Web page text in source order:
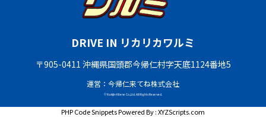
DRIVE IN リカリカワルミ
〒905-0411 沖縄県国頭郡今帰仁村字天底1124番地5
運営：今帰仁来てね株式会社
© Nakijin Kitene Co.,Ltd. All Rights Reserved.
PHP Code SnippetsPowered By :XYZScripts.com